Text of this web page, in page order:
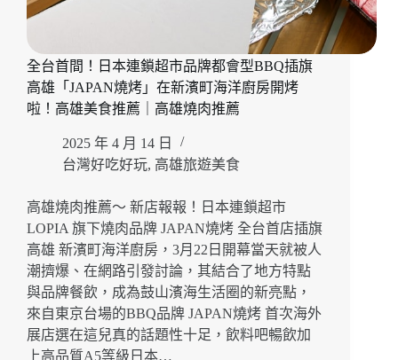
全台首間！日本連鎖超市品牌都會型BBQ插旗
高雄「JAPAN燒烤」在新濱町海洋廚房開烤
啦！高雄美食推薦｜高雄燒肉推薦
2025 年 4 月 14 日
台灣好吃好玩, 高雄旅遊美食
高雄燒肉推薦～ 新店報報！日本連鎖超市
LOPIA 旗下燒肉品牌 JAPAN燒烤 全台首店插旗
高雄 新濱町海洋廚房，3月22日開幕當天就被人
潮擠爆、在網路引發討論，其結合了地方特點
與品牌餐飲，成為鼓山濱海生活圈的新亮點，
來自東京台場的BBQ品牌 JAPAN燒烤 首次海外
展店選在這兒真的話題性十足，飲料吧暢飲加
上高品質A5等級日本…